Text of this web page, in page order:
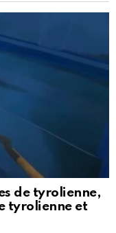
de tyrolienne,
tyrolienne et